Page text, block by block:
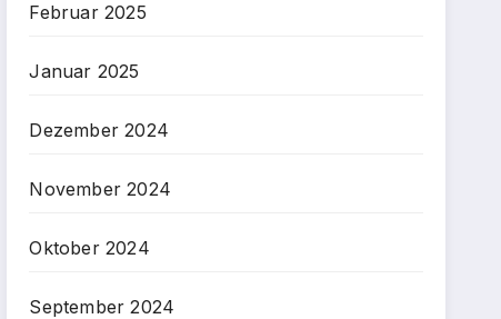
Februar 2025
Januar 2025
Dezember 2024
November 2024
Oktober 2024
September 2024